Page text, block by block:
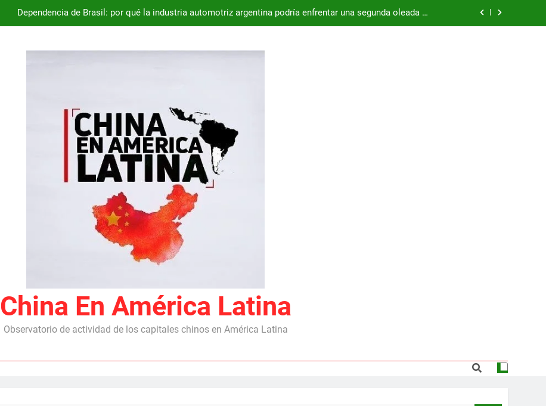
Desde 2008, el déficit comercial acumulado de Argentina con China supera los USD 100.000 millones
Desde 2008, el déficit comercial acumulado de Argentina con China supera los USD 100.000 millones
China En América Latina
Observatorio de actividad de los capitales chinos en América Latina